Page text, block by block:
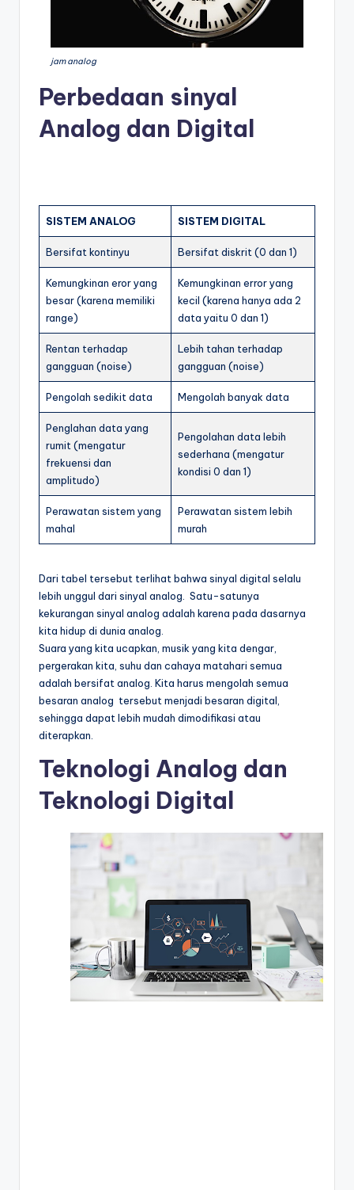
jam analog
Perbedaan sinyal
Analog dan Digital
SISTEM ANALOG SISTEM DIGITAL
Bersifat kontinyu Bersifat diskrit (0 dan 1)
Kemungkinan eror yang
besar (karena memiliki
range)
Kemungkinan error yang
kecil (karena hanya ada 2
data yaitu 0 dan 1)
Rentan terhadap
gangguan (noise)
Lebih tahan terhadap
gangguan (noise)
Pengolah sedikit data Mengolah banyak data
Penglahan data yang
rumit (mengatur
frekuensi dan
amplitudo)
Pengolahan data lebih
sederhana (mengatur
kondisi 0 dan 1)
Perawatan sistem yang
mahal
Perawatan sistem lebih
murah
Dari tabel tersebut terlihat bahwa sinyal digital selalu
lebih unggul dari sinyal analog. Satu-satunya
kekurangan sinyal analog adalah karena pada dasarnya
kita hidup di dunia analog.
Suara yang kita ucapkan, musik yang kita dengar,
pergerakan kita, suhu dan cahaya matahari semua
adalah bersifat analog. Kita harus mengolah semua
besaran analog tersebut menjadi besaran digital,
sehingga dapat lebih mudah dimodifikasi atau
diterapkan.
Teknologi Analog dan
Teknologi Digital